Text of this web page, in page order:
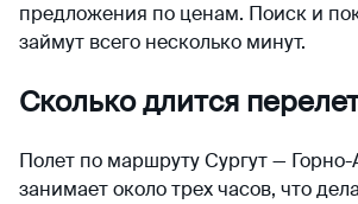
предложения по ценам. Поиск и
займут всего несколько минут.
Сколько длится
Полет по маршруту Сургут — Горно-
занимает около трех часов, что